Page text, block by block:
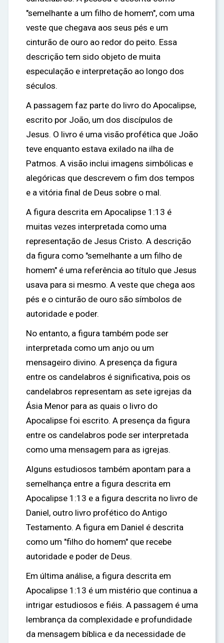
"semelhante a um filho de homem", com uma
veste que chegava aos seus pés e um
cinturão de ouro ao redor do peito. Essa
descrição tem sido objeto de muita
especulação e interpretação ao longo dos
séculos.
A passagem faz parte do livro do Apocalipse,
escrito por João, um dos discípulos de
Jesus. O livro é uma visão profética que João
teve enquanto estava exilado na ilha de
Patmos. A visão inclui imagens simbólicas e
alegóricas que descrevem o fim dos tempos
e a vitória final de Deus sobre o mal.
A figura descrita em Apocalipse 1:13 é
muitas vezes interpretada como uma
representação de Jesus Cristo. A descrição
da figura como "semelhante a um filho de
homem" é uma referência ao título que Jesus
usava para si mesmo. A veste que chega aos
pés e o cinturão de ouro são símbolos de
autoridade e poder.
No entanto, a figura também pode ser
interpretada como um anjo ou um
mensageiro divino. A presença da figura
entre os candelabros é significativa, pois os
candelabros representam as sete igrejas da
Ásia Menor para as quais o livro do
Apocalipse foi escrito. A presença da figura
entre os candelabros pode ser interpretada
como uma mensagem para as igrejas.
Alguns estudiosos também apontam para a
semelhança entre a figura descrita em
Apocalipse 1:13 e a figura descrita no livro de
Daniel, outro livro profético do Antigo
Testamento. A figura em Daniel é descrita
como um "filho do homem" que recebe
autoridade e poder de Deus.
Em última análise, a figura descrita em
Apocalipse 1:13 é um mistério que continua a
intrigar estudiosos e fiéis. A passagem é uma
lembrança da complexidade e profundidade
da mensagem bíblica e da necessidade de